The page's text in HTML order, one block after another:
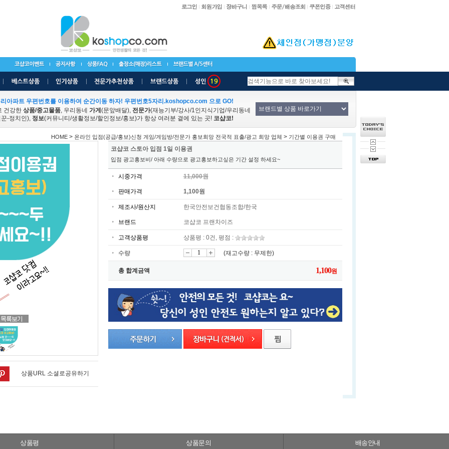
아파트 우편번호를 이용하여 순간이동 하자! 우편번호5자리.koshopco.com 으로 GO!
건강한 상품/중고물품, 우리동네 가게 (문앞배달), 전문가(재능기부/강사/1인지식기업/우리동네
-정치인), 정보(커뮤니티/생활정보/할인정보/홍보)가 항상 여러분 곁에 있는 곳! 코샵코!
HOME> 온라인 입점(공급/홍보)신청 게임/게임방/전문가 홍보희망 전국적 표출/광고 희망 업체 > 기간별 이용권 구매
상품URL 소셜로공유하기
코샵코 스토아 입점 1일 이용권
입점 광고홍보비/ 아래 수량으로 광고홍보하고싶은 기간 설정 하세요~
시중가격 11,000원
판매가격 1,100원
제조사/원산지 한국안전보건협동조합/한국
브랜드 코샵코 프랜차이즈
고객상품평 상품평 : 0건, 평점 :
수량
소 가
(재고수량 : 무제한)
총 합계금액 1,100원
상품평 상품문의 배송안내